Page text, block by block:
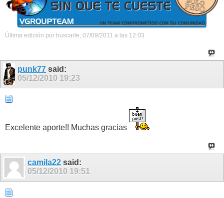
Última edición por huscarle; 07/09/2011 a las 12:03
punk77 said:
05/12/2010 19:23
Excelente aporte!! Muchas gracias
camila22 said:
05/12/2010 19:51